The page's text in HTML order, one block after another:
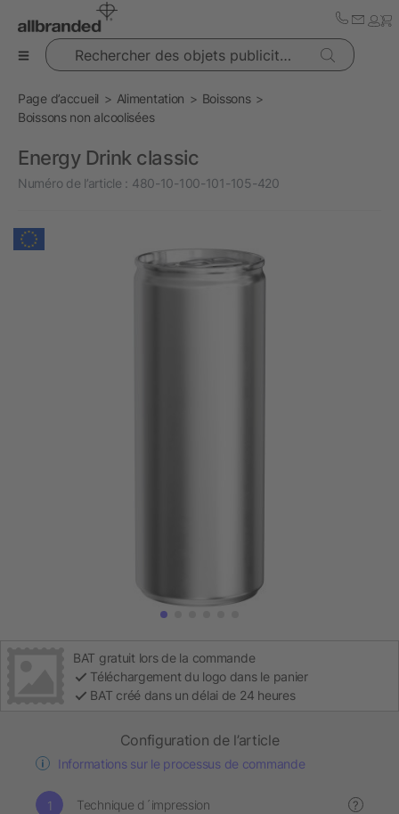
Rechercher des objets publicitaires
Page d’accueil Alimentation
Boissons
Boissons non alcoolisées
Energy Drink classic
Numéro de l’article : 480-10-100-101-105-420
BAT gratuit lors de la commande
Téléchargement du logo dans le panier
BAT créé dans un délai de 24 heures
Configuration de l’article
Informations sur le processus de commande
Technique d´impression ?